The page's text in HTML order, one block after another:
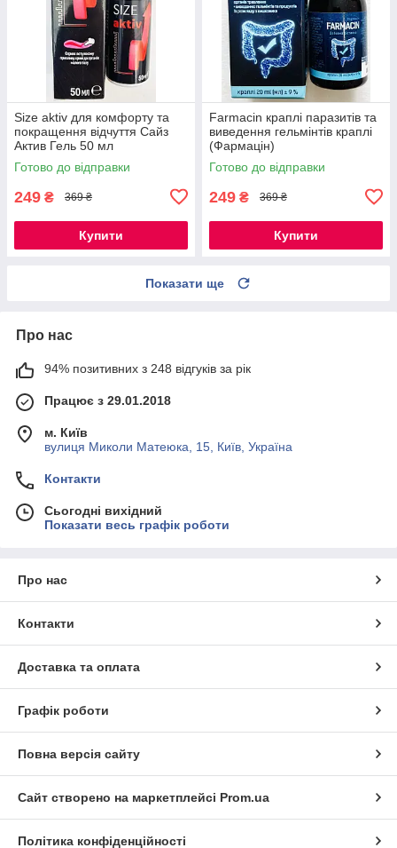
Size aktiv для комфорту та
покращення відчуття Сайз
Актив Гель 50 мл
Готово до відправки
249 ₴ 369 ₴
Купити
Farmacin краплі паразитів та
виведення гельмінтів краплі
(Фармацін)
Готово до відправки
249 ₴ 369 ₴
Купити
Показати ще
Про нас
94% позитивних з 248 відгуків за рік
Працює з 29.01.2018
м. Київ
вулиця Миколи Матеюка, 15, Київ, Україна
Контакти
Сьогодні вихідний
Показати весь графік роботи
Про нас
Контакти
Доставка та оплата
Графік роботи
Повна версія сайту
Сайт створено на маркетплейсі Prom.ua
Політика конфіденційності